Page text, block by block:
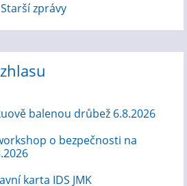
Starší zprávy
balenou drůbež 6.8.2026
o bezpečnosti na
karta IDS JMK